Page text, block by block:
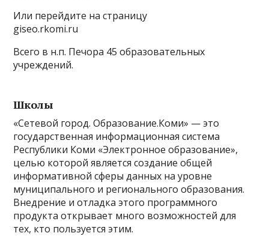
Или перейдите на страницу
giseo.rkomi.ru
Всего в н.п. Печора 45 образовательных
учреждений.
Школы
«Сетевой город. Образование.Коми» — это
государственная информационная система
Республики Коми «Электронное образование»,
целью которой является создание общей
информативной сферы данных на уровне
муниципального и регионального образования.
Внедрение и отладка этого программного
продукта открывает много возможностей для
тех, кто пользуется этим.